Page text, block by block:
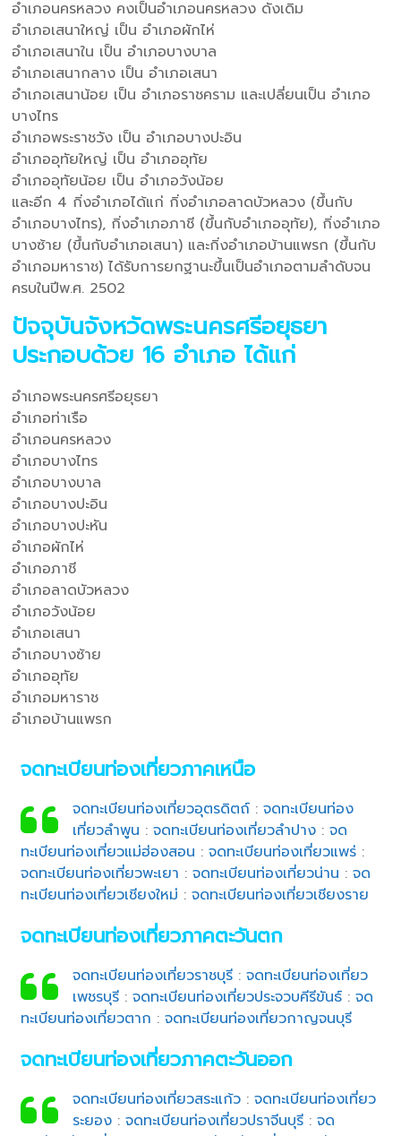
อำเภอนครหลวง คงเป็นอำเภอนครหลวง ดังเดิม
อำเภอเสนาใหญ่ เป็น อำเภอผักไห่
อำเภอเสนาใน เป็น อำเภอบางบาล
อำเภอเสนากลาง เป็น อำเภอเสนา
อำเภอเสนาน้อย เป็น อำเภอราชคราม และเปลี่ยนเป็น อำเภอ
บางไทร
อำเภอพระราชวัง เป็น อำเภอบางปะอิน
อำเภออุทัยใหญ่ เป็น อำเภออุทัย
อำเภออุทัยน้อย เป็น อำเภอวังน้อย
และอีก 4 กิ่งอำเภอได้แก่ กิ่งอำเภอลาดบัวหลวง (ขึ้นกับ
อำเภอบางไทร), กิ่งอำเภอภาชี (ขึ้นกับอำเภออุทัย), กิ่งอำเภอ
บางซ้าย (ขึ้นกับอำเภอเสนา) และกิ่งอำเภอบ้านแพรก (ขึ้นกับ
อำเภอมหาราช) ได้รับการยกฐานะขึ้นเป็นอำเภอตามลำดับจน
ครบในปีพ.ศ. 2502
ปัจจุบันจังหวัดพระนครศรีอยุธยา
ประกอบด้วย 16 อำเภอ ได้แก่
อำเภอพระนครศรีอยุธยา
อำเภอท่าเรือ
อำเภอนครหลวง
อำเภอบางไทร
อำเภอบางบาล
อำเภอบางปะอิน
อำเภอบางปะหัน
อำเภอผักไห่
อำเภอภาชี
อำเภอลาดบัวหลวง
อำเภอวังน้อย
อำเภอเสนา
อำเภอบางซ้าย
อำเภออุทัย
อำเภอมหาราช
อำเภอบ้านแพรก
จดทะเบียนท่องเที่ยวภาคเหนือ
จดทะเบียนท่องเที่ยวอุตรดิตถ์: จดทะเบียนท่อง
เที่ยวลำพูน : จดทะเบียนท่องเที่ยวลำปาง: จด
ทะเบียนท่องเที่ยวแม่ฮ่องสอน :จดทะเบียนท่องเที่ยวแพร่ :
จดทะเบียนท่องเที่ยวพะเยา :จดทะเบียนท่องเที่ยวน่าน :จด
ทะเบียนท่องเที่ยวเชียงใหม่ :จดทะเบียนท่องเที่ยวเชียงราย
จดทะเบียนท่องเที่ยวภาคตะวันตก
จดทะเบียนท่องเที่ยวราชบุรี: จดทะเบียนท่องเที่ยว
เพชรบุรี: จดทะเบียนท่องเที่ยวประจวบคีรีขันธ์: จด
ทะเบียนท่องเที่ยวตาก :จดทะเบียนท่องเที่ยวกาญจนบุรี
จดทะเบียนท่องเที่ยวภาคตะวันออก
จดทะเบียนท่องเที่ยวสระแก้ว: จดทะเบียนท่องเที่ยว
ระยอง: จดทะเบียนท่องเที่ยวปราจีนบุรี: จด